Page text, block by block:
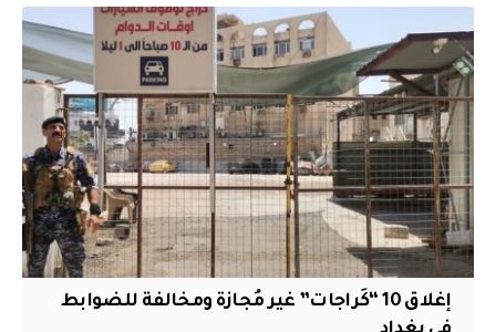
إغلاق 10 “كَراجات” غير مُجازة ومخالفة للضوابط